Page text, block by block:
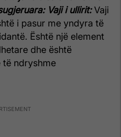
Vaji i ullirit:Vaji
i pasur me yndyra të
Është një element
dhe është
të ndryshme